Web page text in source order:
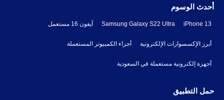
أحدث الوسوم
iPhone 13
Samsung Galaxy S22 Ultra آيفون 16 مستعمل
أبرز الإكسسوارات الإلكترونية أجزاء الكمبيوتر المستعملة
أجهزة إلكترونية مستعملة في السعودية
حمل التطبيق